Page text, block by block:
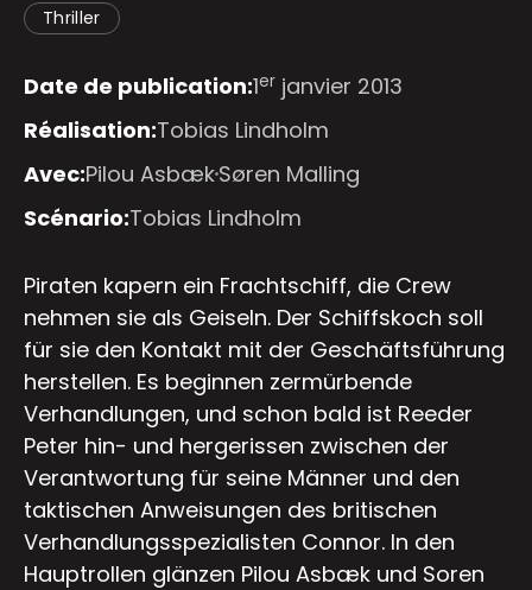
Thriller
Date de publication:1er janvier 2013
Réalisation:Tobias Lindholm
Avec:Pilou AsbækSøren Malling
Scénario:Tobias Lindholm
Piraten kapern ein Frachtschiff, die Crew
nehmen sie als Geiseln. Der Schiffskoch soll
für sie den Kontakt mit der Geschäftsführung
herstellen. Es beginnen zermürbende
Verhandlungen, und schon bald ist Reeder
Peter hin- und hergerissen zwischen der
Verantwortung für seine Männer und den
taktischen Anweisungen des britischen
Verhandlungsspezialisten Connor. In den
Hauptrollen glänzen Pilou Asbæk und Soren